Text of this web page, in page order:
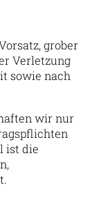
grober
Verletzung
sowie nach
wir nur
ist die